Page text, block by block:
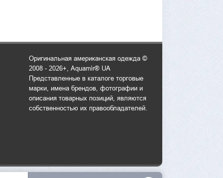
Оригинальная американская одежда ©
2008 - 2026+, Aquamir® UA
Представленные в каталоге торговые
марки, имена брендов, фотографии и
описания товарных позиций, являются
собственностью их правообладателей.